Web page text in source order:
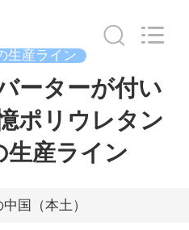
生産ライン
ーターが付い
ポリウレタン
生産ライン
国（本土）